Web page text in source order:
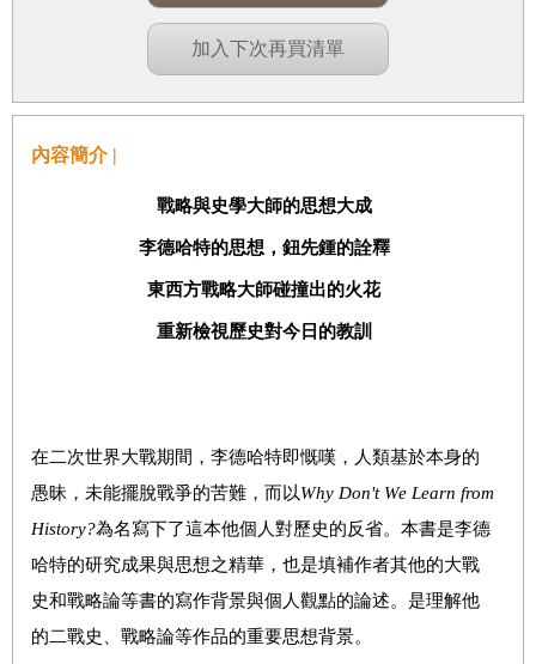
加入下次再買清單
內容簡介 |
戰略與史學大師的思想大成
李德哈特的思想，鈕先鍾的詮釋
東西方戰略大師碰撞出的火花
重新檢視歷史對今日的教訓
在二次世界大戰期間，李德哈特即慨嘆，人類基於本身的
愚昧，未能擺脫戰爭的苦難，而以Why Don't We Learn from
History?為名寫下了這本他個人對歷史的反省。本書是李德
哈特的研究成果與思想之精華，也是填補作者其他的大戰
史和戰略論等書的寫作背景與個人觀點的論述。是理解他
的二戰史、戰略論等作品的重要思想背景。